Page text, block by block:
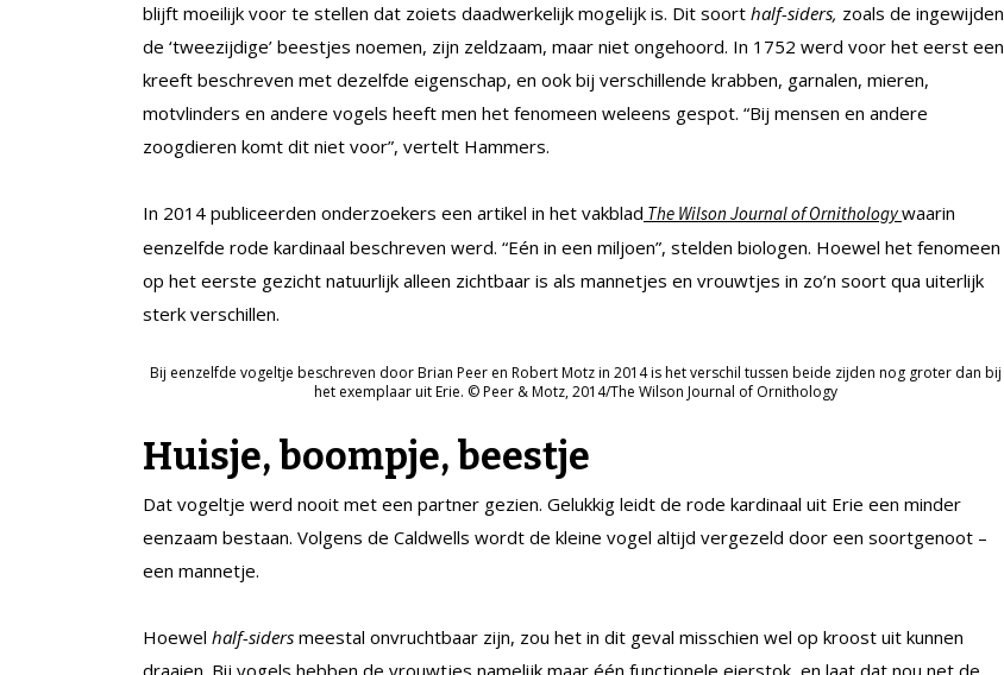
blijft moeilijk voor te stellen dat zoiets daadwerkelijk mogelijk is. Dit soort half-siders, zoals de ingewijden
de ‘tweezijdige’ beestjes noemen, zijn zeldzaam, maar niet ongehoord. In 1752 werd voor het eerst een
kreeft beschreven met dezelfde eigenschap, en ook bij verschillende krabben, garnalen, mieren,
motvlinders en andere vogels heeft men het fenomeen weleens gespot. “Bij mensen en andere
zoogdieren komt dit niet voor”, vertelt Hammers.
In 2014 publiceerden onderzoekers een artikel in het vakblad The Wilson Journal of Ornithologywaarin
eenzelfde rode kardinaal beschreven werd. “Eén in een miljoen”, stelden biologen. Hoewel het fenomeen
op het eerste gezicht natuurlijk alleen zichtbaar is als mannetjes en vrouwtjes in zo’n soort qua uiterlijk
sterk verschillen.
Bij eenzelfde vogeltje beschreven door Brian Peer en Robert Motz in 2014 is het verschil tussen beide zijden nog groter dan bij
het exemplaar uit Erie. © Peer & Motz, 2014/The Wilson Journal of Ornithology
Huisje, boompje, beestje
Dat vogeltje werd nooit met een partner gezien. Gelukkig leidt de rode kardinaal uit Erie een minder
eenzaam bestaan. Volgens de Caldwells wordt de kleine vogel altijd vergezeld door een soortgenoot –
een mannetje.
Hoewel half-siders meestal onvruchtbaar zijn, zou het in dit geval misschien wel op kroost uit kunnen
draaien. Bij vogels hebben de vrouwtjes namelijk maar één functionele eierstok, en laat dat nou net de